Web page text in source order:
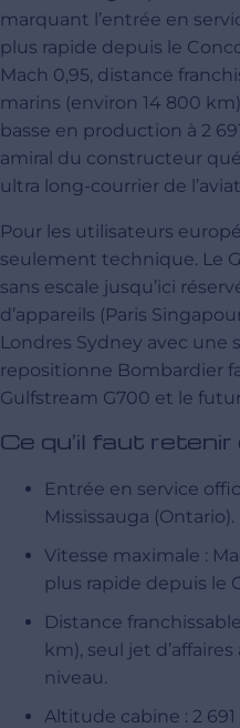
marquant l’entrée en
plus rapide depuis le
Mach 0,95, distance
marins (environ 14 800
basse en production à 2
amiral du constructeur
ultra long-courrier de
Pour les utilisateurs
seulement technique. Le
sans escale jusqu’ici
d’appareils (Paris
Londres Sydney avec une
repositionne Bombardier
Gulfstream G700 et le
Ce qu’il faut
Entrée en service
Mississauga (Ontario).
Vitesse maximale :
plus rapide depuis le
Distance
km), seul jet
niveau.
Altitude cabine : 2